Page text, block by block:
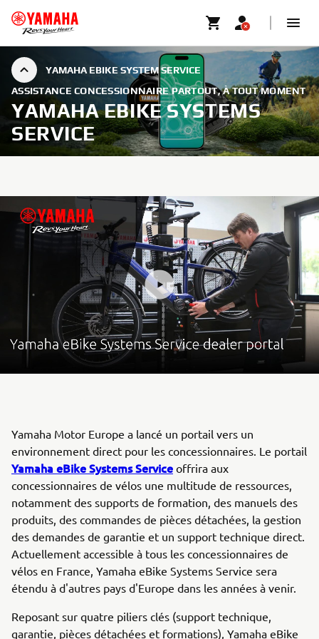
YAMAHA EBIKE SYSTEM SERVICE
ASSISTANCE CONCESSIONNAIRE PARTOUT, À TOUT MOMENT
YAMAHA EBIKE SYSTEMS
SERVICE
Yamaha Motor Europe a lancé un portail vers un
environnement direct pour les concessionnaires. Le portail
Yamaha eBike Systems Service offrira aux
concessionnaires de vélos une multitude de ressources,
notamment des supports de formation, des manuels des
produits, des commandes de pièces détachées, la gestion
des demandes de garantie et un support technique direct.
Actuellement accessible à tous les concessionnaires de
vélos en France, Yamaha eBike Systems Service sera
étendu à d'autres pays d'Europe dans les années à venir.
Reposant sur quatre piliers clés (support technique,
garantie, pièces détachées et formations), Yamaha eBike